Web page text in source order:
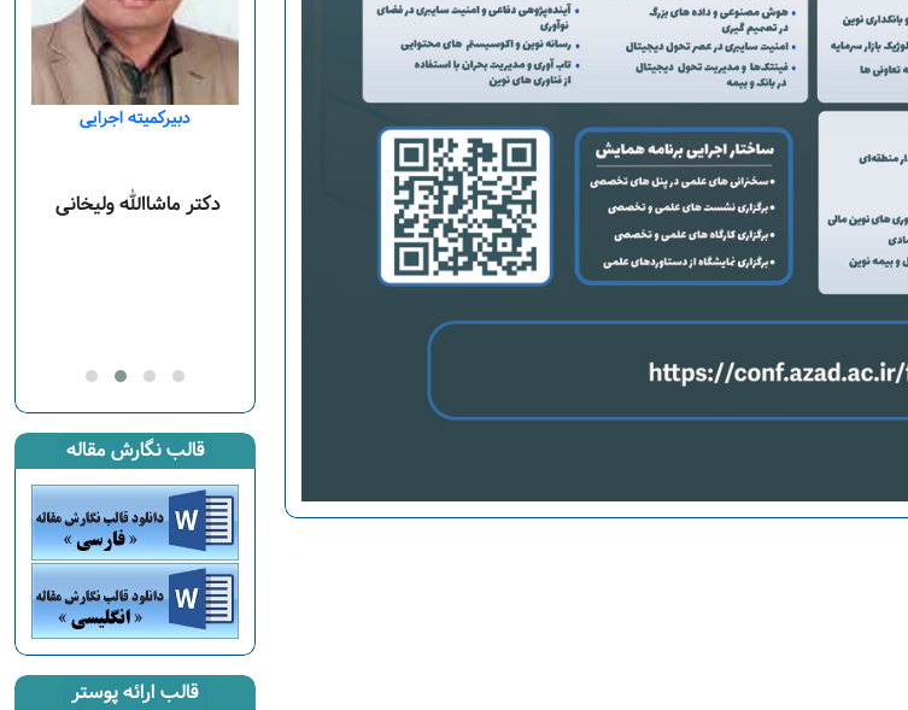
دبیر کمیته علمی
دکتر فاطمه صراف
رئیس همایش
دکتر سیدعظیم
حسینی
دبیرکمیته اجرایی
دکترفرزانه بیک زاده عباسی
دبیرکمیته اجرایی
دکتر ماشاالله ولیخانی
قالب نگارش مقاله
قالب ارائه پوستر